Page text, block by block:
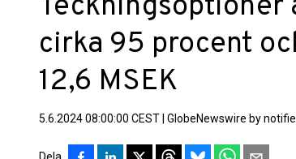
cirka 95 procent
12,6 MSEK
5.6.2024 08:00:00 CEST GlobeNewswire by